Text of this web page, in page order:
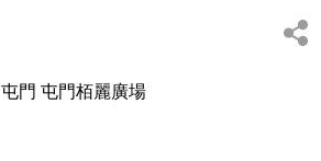
屯門 屯門栢麗廣場